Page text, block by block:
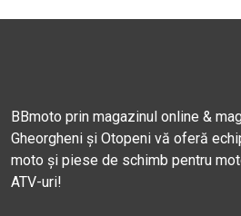
BBmoto prin magazinul online &
Gheorgheni și Otopeni vă oferă
moto și piese de schimb pentru
ATV-uri!